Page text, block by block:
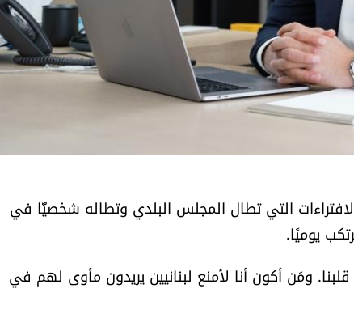
التي تطال المجلس البلدي وتطاله شخصيًّا في
يوميًا.
ومَن أكون أنا لأمنع لبنانيين يريدون مأوى لهم في